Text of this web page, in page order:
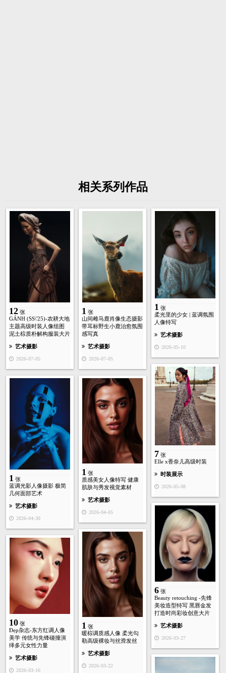
相关系列作品
12 张
GÁNH (SS\'25)-农耕大地
主题高级时装人像组图
泥土棕质朴解构服装大片
艺术摄影
2026-07-05
1 张
山间雌马鹿肖像生态摄影
带耳标野生小鹿治愈氛围
感写真
艺术摄影
2026-07-05
1 张
柔光里的少女 | 蓝调氛围
人像特写
艺术摄影
2026-05-10
7 张
Elle x香奈儿高级时装
时装展示
2026-05-08
1 张
蓝调光影人像摄影 极简
几何面部艺术
艺术摄影
2026-04-30
1 张
质感美女人像特写 健康
肌肤与秀发视觉素材
艺术摄影
2026-04-05
6 张
Beauty retouching -先锋
美妆造型特写 黑唇金发
打造时尚彩妆创意大片
艺术摄影
2026-03-27
1 张
暖棕调质感人像 柔光勾
勒高级裸妆与丝滑发丝
艺术摄影
2026-03-22
10 张
Đẹp杂志-东方红调人像
美学 传统与先锋碰撞演
绎多元女性力量
艺术摄影
2026-03-16